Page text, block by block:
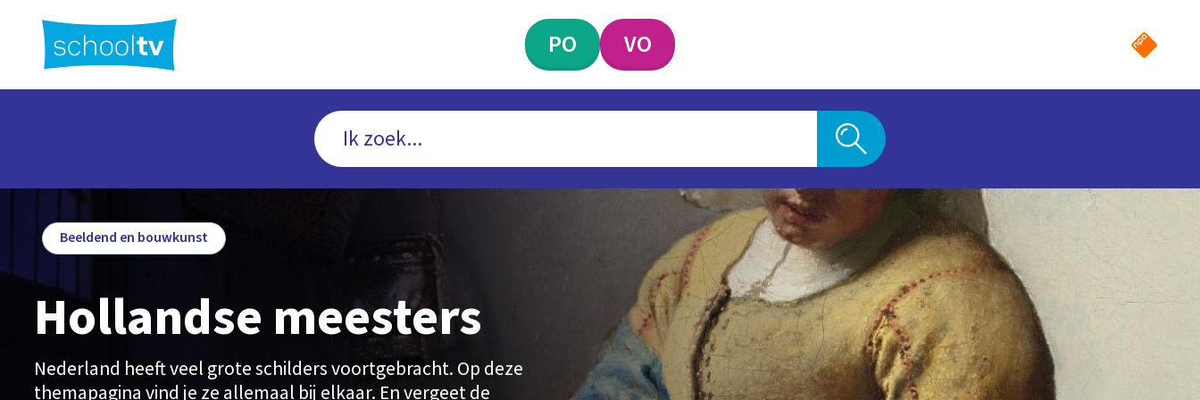
hoofdinhoud
PO VO
Beeldend en bouwkunst
Hollandse meesters
Nederland heeft veel grote schilders voortgebracht. Op deze
themapagina vind je ze allemaal bij elkaar. En vergeet de